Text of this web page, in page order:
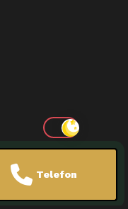
Telefon